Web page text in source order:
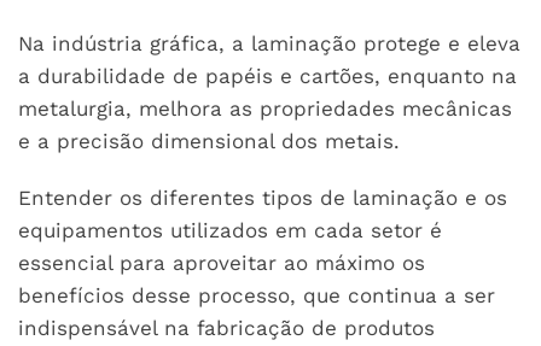
Na indústria gráfica, a laminação protege e eleva
a durabilidade de papéis e cartões, enquanto na
metalurgia, melhora as propriedades mecânicas
e a precisão dimensional dos metais.
Entender os diferentes tipos de laminação e os
equipamentos utilizados em cada setor é
essencial para aproveitar ao máximo os
benefícios desse processo, que continua a ser
indispensável na fabricação de produtos